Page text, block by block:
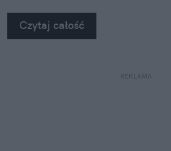
na własne oczy zobaczyć, jak
sobie z takimi uszkodzeniami.
Czytaj całość
REKLAMA